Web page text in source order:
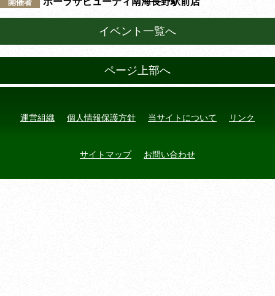
開催者
イベント一覧へ
ページ上部へ
運営組織 個人情報保護方針 当サイトについて リンク
サイトマップ お問い合わせ